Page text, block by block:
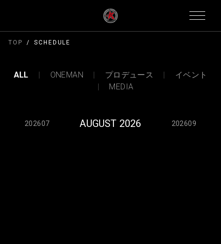
TOP SCHEDULE
ALL ONEMAN プロデュース
イベント
MEDIA
202607 AUGUST 2026 202609